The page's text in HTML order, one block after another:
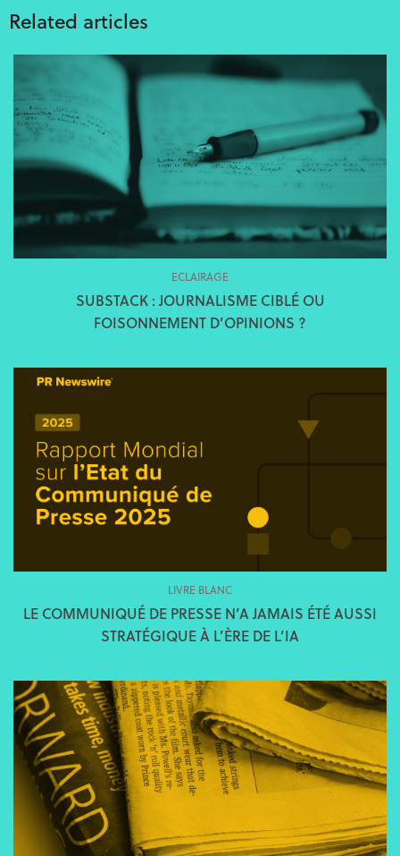
Related articles
ECLAIRAGE
SUBSTACK : JOURNALISME CIBLÉ OU
FOISONNEMENT D’OPINIONS ?
LIVRE BLANC
LE COMMUNIQUÉ DE PRESSE N’A JAMAIS ÉTÉ AUSSI
STRATÉGIQUE À L’ÈRE DE L’IA